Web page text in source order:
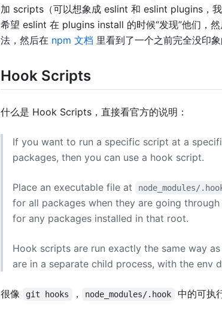
加 scripts（可以想象成 eslint 和 eslint plugins，
希望 eslint 在 plugins install 的时候“发现”他们，
法，然后在 npm 文档 里看到了一个之前完全没印
Hook Scripts
什么是 Hook Scripts，直接看官方的说明：
If you want to run a specific script at a
packages, then you can use a hook script.
Place an executable file at node_modules/
for all packages when they are going
for any packages installed in that root.
Hook scripts are run exactly the same way
are in a separate child process, with the env
很像 git hooks ， node_modules/.hook 中的可执